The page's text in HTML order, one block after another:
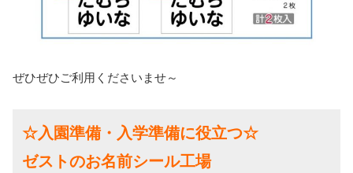
ぜひぜひご利用くださいませ～
☆入園準備・入学準備に役立つ☆
ゼストのお名前シール工場